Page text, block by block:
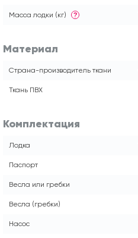
Масса лодки (кг) ?
Материал
Страна-производитель ткани
Ткань ПВХ
Комплектация
Лодка
Паспорт
Весла или гребки
Весла (гребки)
Насос